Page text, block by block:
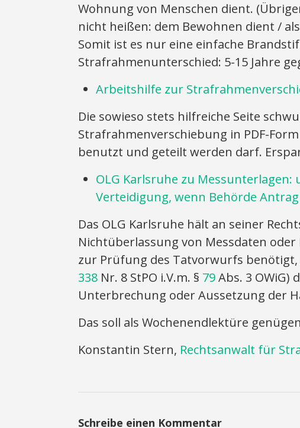
Wohnung von Menschen dient.
nicht heißen: dem Bewohnen dient /
Somit ist es nur eine einfache
Strafrahmenunterschied: 5-15 Jahre
Arbeitshilfe zur
Die sowieso stets hilfreiche Seite
Strafrahmenverschiebung in PDF-
benutzt und geteilt werden darf.
OLG Karlsruhe zu
Verteidigung, wenn Behörde
Das OLG Karlsruhe hält an seiner
Nichtüberlassung von Messdaten
zur Prüfung des Tatvorwurfs
338 Nr. 8 StPO i.V.m. § 79Abs. 3
Unterbrechung oder Aussetzung der
Das soll als Wochenendlektüre
Konstantin Stern, Rechtsanwalt für
Schreibe einen Kommentar